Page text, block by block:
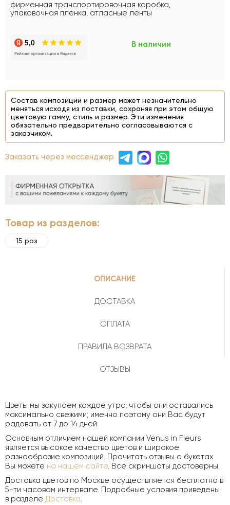
фирменная транспортировочная коробка,
упаковочная пленка, атласные ленты
В наличии
Состав композиции и размер может незначительно
меняться исходя из поставки, сохраняя при этом общую
цветовую гамму, стиль и размер. Эти изменения
обязательно предварительно согласовываются с
заказчиком.
Заказать через мессенджер
Товар из разделов:
15 роз
ОПИСАНИЕ
ДОСТАВКА
ОПЛАТА
ПРАВИЛА ВОЗВРАТА
ОТЗЫВЫ
Цветы мы закупаем каждое утро, чтобы они оставались
максимально свежими; именно поэтому они Вас будут
радовать от 7 до 14 дней.
Основным отличием нашей компании Venus in Fleurs
является высокое качество цветов и широкое
разнообразие композиций. Прочитать отзывы о букетах
Вы можете на нашем сайте. Все скриншоты достоверны.
Доставка цветов по Москве осуществляется бесплатно в
5-ти часовом интервале. Подробные условия приведены
в разделе Доставка.